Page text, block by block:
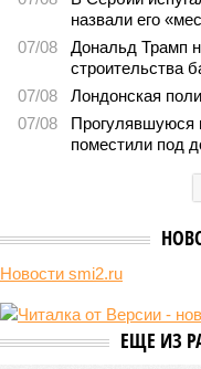
назвали его
07/08
Дональд Трамп
строительства
07/08
Лондонская
07/08
Прогулявшуюся
поместили под
Новости smi2.ru
ЕЩЕ ИЗ